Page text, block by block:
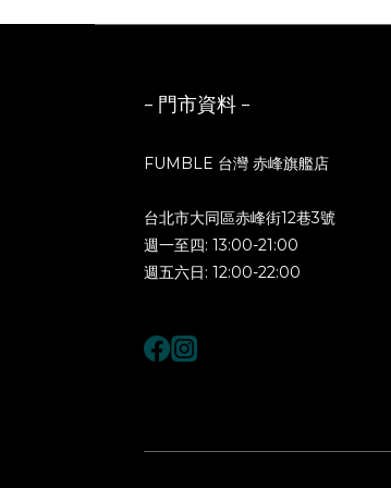
- 門市資料 -
FUMBLE 台灣 赤峰旗艦店
台北市大同區赤峰街12巷3號
週一至四: 13:00-21:00
週五六日: 12:00-22:00